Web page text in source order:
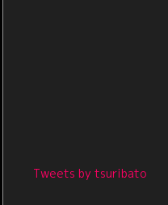
Tweets by tsuribato